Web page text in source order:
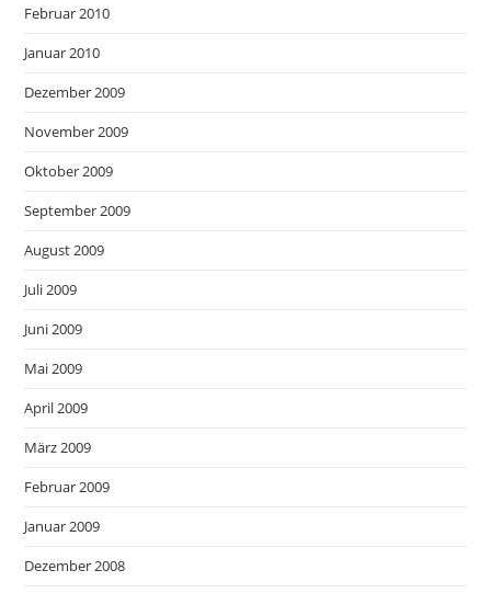
Februar 2010
Januar 2010
Dezember 2009
November 2009
Oktober 2009
September 2009
August 2009
Juli 2009
Juni 2009
Mai 2009
April 2009
März 2009
Februar 2009
Januar 2009
Dezember 2008